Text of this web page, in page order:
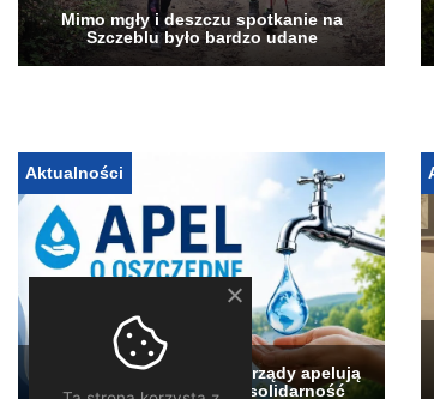
Mimo mgły i deszczu spotkanie na
Szczeblu było bardzo udane
Aktualności
Pogłębia się susza. Samorządy apelują